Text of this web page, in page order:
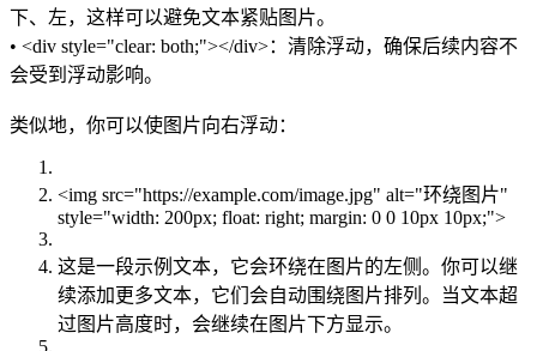
下、左，这样可以避免文本紧贴图片。
• <div style="clear: both;"></div>：清除浮动，确保后续内容不
会受到浮动影响。
类似地，你可以使图片向右浮动：
<img src="https://example.com/image.jpg" alt="环绕图片"
style="width: 200px; float: right; margin: 0 0 10px 10px;">
这是一段示例文本，它会环绕在图片的左侧。你可以继
续添加更多文本，它们会自动围绕图片排列。当文本超
过图片高度时，会继续在图片下方显示。